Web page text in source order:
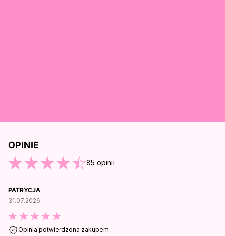
KOŃCA OPINII
OPINIE
85 opinii
PATRYCJA
31.07.2026
Opinia potwierdzona zakupem